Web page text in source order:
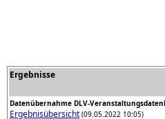
Ergebnisse
Datenübernahme DLV-
Ergebnisübersicht (09.05.2022 10:05)